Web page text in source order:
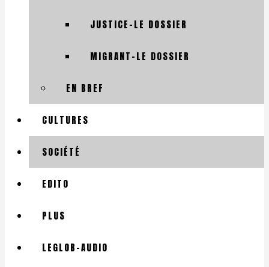
JUSTICE-LE DOSSIER
MIGRANT-LE DOSSIER
EN BREF
CULTURES
SOCIÉTÉ
EDITO
PLUS
LEGLOB-AUDIO